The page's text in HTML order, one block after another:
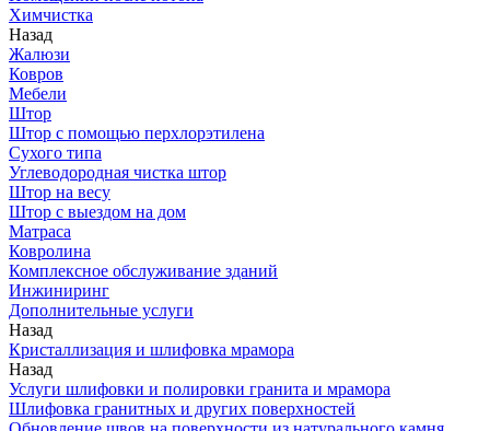
Химчистка
Назад
Жалюзи
Ковров
Мебели
Штор
Штор с помощью перхлорэтилена
Сухого типа
Углеводородная чистка штор
Штор на весу
Штор с выездом на дом
Матраса
Ковролина
Комплексное обслуживание зданий
Инжиниринг
Дополнительные услуги
Назад
Кристаллизация и шлифовка мрамора
Назад
Услуги шлифовки и полировки гранита и мрамора
Шлифовка гранитных и других поверхностей